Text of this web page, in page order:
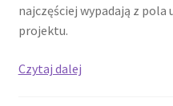
najczęściej wypadają z pola
projektu.
Czytaj dalejDom